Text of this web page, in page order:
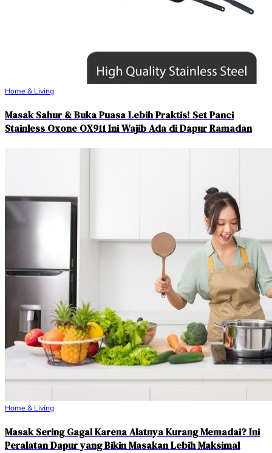
Home & Living
Masak Sahur & Buka Puasa Lebih Praktis! Set Panci
Stainless Oxone OX911 Ini Wajib Ada di Dapur Ramadan
Home & Living
Masak Sering Gagal Karena Alatnya Kurang Memadai? Ini
Peralatan Dapur yang Bikin Masakan Lebih Maksimal